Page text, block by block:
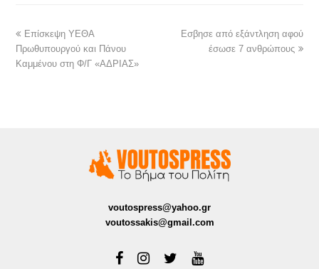
Επίσκεψη ΥΕΘΑ
Πρωθυπουργού και Πάνου
Καμμένου στη Φ/Γ «ΑΔΡΙΑΣ»
Εσβησε από εξάντληση αφού
έσωσε 7 ανθρώπους
voutospress@yahoo.gr
voutossakis@gmail.com